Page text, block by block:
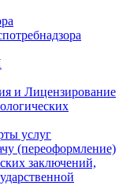
и Лицензирование
услуг
(переоформление)
заключений,